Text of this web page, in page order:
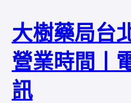
大樹藥局台
營業時間丨
訊